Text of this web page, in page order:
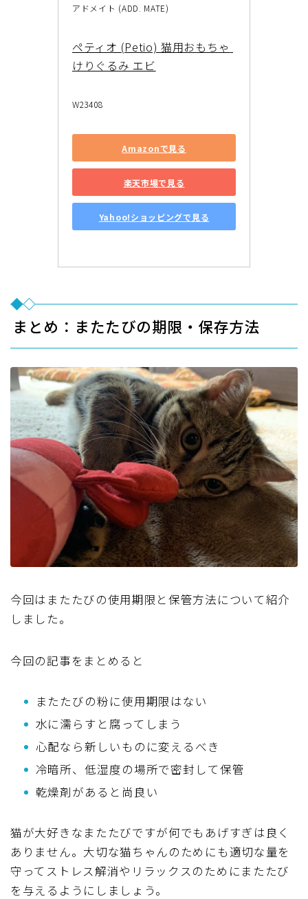
アドメイト (ADD. MATE)
ペティオ (Petio) 猫用おもちゃ
けりぐるみ エビ
W23408
Amazonで見る
楽天市場で見る
Yahoo!ショッピングで見る
まとめ：またたびの期限・保存方法
今回はまたたびの使用期限と保管方法について紹介
しました。
今回の記事をまとめると
またたびの粉に使用期限はない
水に濡らすと腐ってしまう
心配なら新しいものに変えるべき
冷暗所、低湿度の場所で密封して保管
乾燥剤があると尚良い
猫が大好きなまたたびですが何でもあげすぎは良く
ありません。大切な猫ちゃんのためにも適切な量を
守ってストレス解消やリラックスのためにまたたび
を与えるようにしましょう。